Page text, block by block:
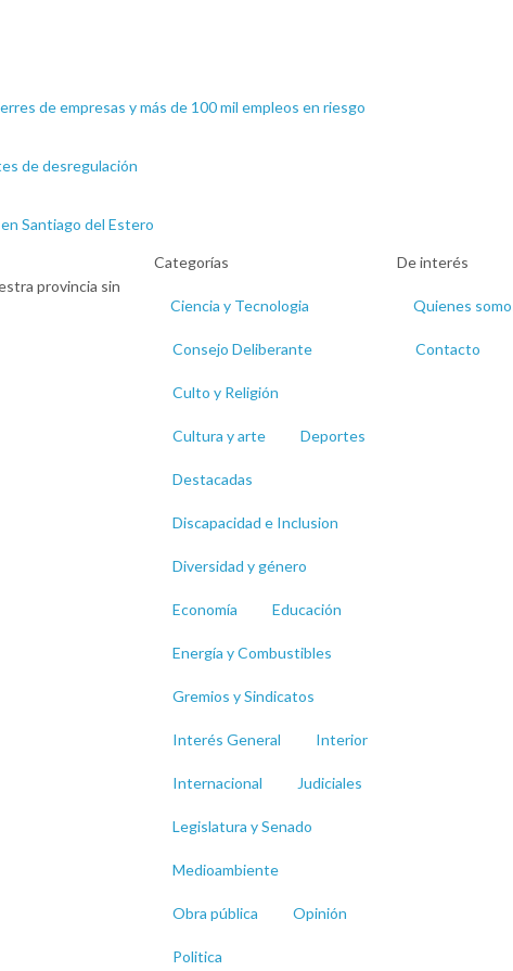
de empresas y más de 100 mil empleos en riesgo
de desregulación
Santiago del Estero
provincia sin
Categorías
Ciencia y Tecnologia
Consejo Deliberante
Culto y Religión
Cultura y arte Deportes
Destacadas
Discapacidad e Inclusion
Diversidad y género
Economía Educación
Energía y Combustibles
Gremios y Sindicatos
Interés General Interior
Internacional Judiciales
Legislatura y Senado
Medioambiente
Obra pública Opinión
Politica
De interés
Quienes
Contacto